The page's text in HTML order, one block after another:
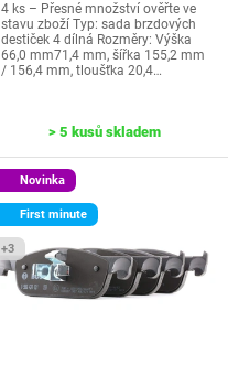
4 ks – Přesné množství ověřte ve
stavu zboží Typ: sada brzdových
destiček 4 dílná Rozměry: Výška
66,0 mm71,4 mm, šířka 155,2 mm
/ 156,4 mm, tloušťka 20,4…
> 5 kusů skladem
Novinka
First minute
+3